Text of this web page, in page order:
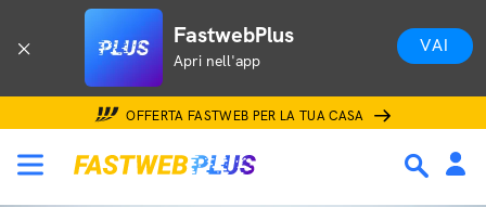
FastwebPlus
Apri nell'app
VAI
OFFERTA FASTWEB PER LA TUA CASA